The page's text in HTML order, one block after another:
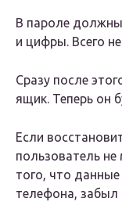
В пароле должны
и цифры. Всего
Сразу после
ящик. Теперь он
Если
пользователь
того, что
телефона, забыл